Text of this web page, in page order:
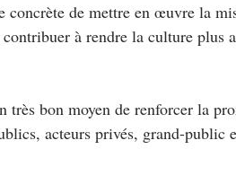
concrète de mettre en œuvre la
à rendre la culture plus
très bon moyen de renforcer la
acteurs privés, grand-public